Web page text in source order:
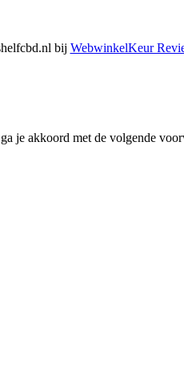
bij WebwinkelKeur
je akkoord met de volgende